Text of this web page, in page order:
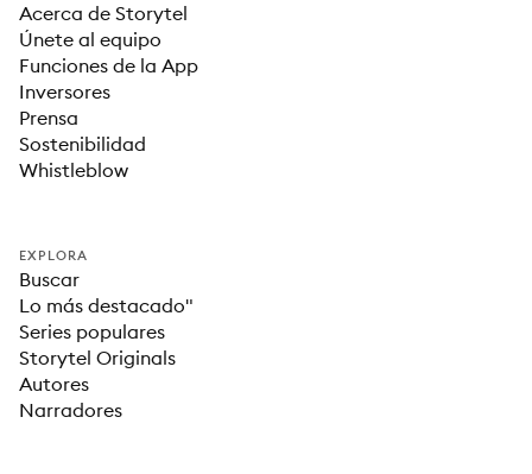
Acerca de Storytel
Únete al equipo
Funciones de la App
Inversores
Prensa
Sostenibilidad
Whistleblow
EXPLORA
Buscar
Lo más destacado"
Series populares
Storytel Originals
Autores
Narradores